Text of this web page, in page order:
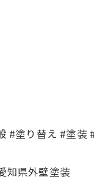
#塗り替え #塗装
知県外壁塗装